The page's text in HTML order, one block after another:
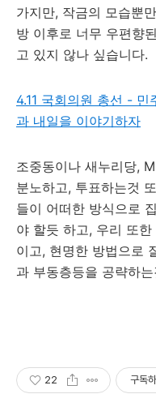
가지만, 작금의 모습뿐
방 이후로 너무 우편향
고 있지 않나 싶습니다.
4.11 국회의원 총선 -
과 내일을 이야기하자
조중동이나 새누리당,
분노하고, 투표하는것
들이 어떠한 방식으로
야 할듯 하고, 우리 또
이고, 현명한 방법으로
과 부동층등을 공략하
22 구독